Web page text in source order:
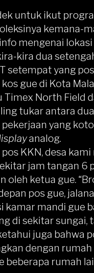
untuk ikut
kemana-
mengenai
kira dua
setempat yang
gue di Kota
Timex North Field
tukar antara
yang
analog.
KKN, desa
jam tangan 6
ketua gue.
pos gue,
kamar mandi gue
di sekitar sungai,
juga bahwa
dengan rumah
beberapa rumah